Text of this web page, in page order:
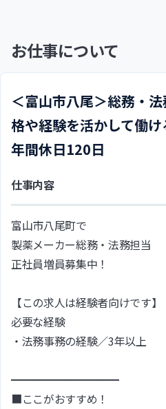
お仕事について
＜富山市八尾＞総務・
格や経験を活かして働
年間休日120日
仕事内容
富山市八尾町で
製薬メーカー総務・法務担当
正社員増員募集中！
【この求人は経験者向けです】
必要な経験
・法務事務の経験／3年以上
━━━━━━━━━━
■ここがおすすめ！